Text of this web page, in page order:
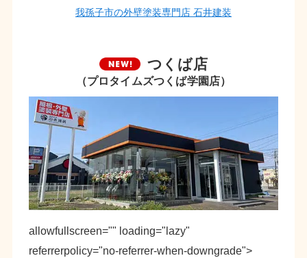
我孫子市の外壁塗装専門店 石井建装
つくば店
（プロタイムズつくば学園店）
allowfullscreen="" loading="lazy"
referrerpolicy="no-referrer-when-downgrade">